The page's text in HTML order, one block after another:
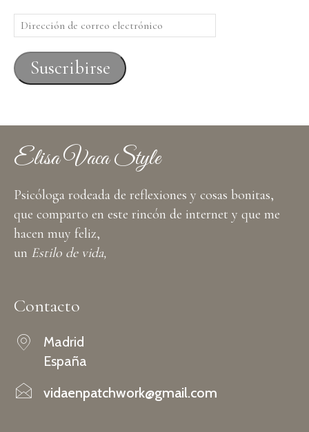
Dirección
de
correo
electrónico
Suscribirse
Elisa Vaca Style
Psicóloga rodeada de reflexiones y cosas bonitas,
que comparto en este rincón de internet y que me
hacen muy feliz,
un Estilo de vida,
Contacto
Madrid
España
vidaenpatchwork@gmail.com